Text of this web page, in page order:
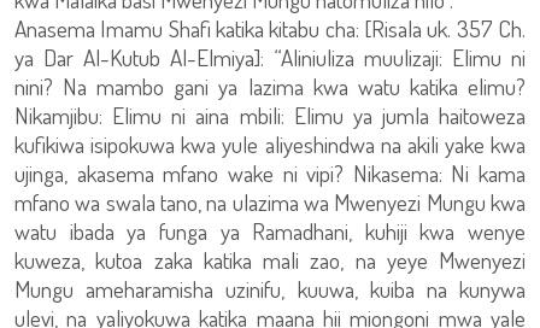
Anasema Imamu Shafi katika kitabu cha: [Risala uk. 357 Ch.
ya Dar Al-Kutub Al-Elmiya]: “Aliniuliza muulizaji: Elimu ni
nini? Na mambo gani ya lazima kwa watu katika elimu?
Nikamjibu: Elimu ni aina mbili: Elimu ya jumla haitoweza
kufikiwa isipokuwa kwa yule aliyeshindwa na akili yake kwa
ujinga, akasema mfano wake ni vipi? Nikasema: Ni kama
mfano wa swala tano, na ulazima wa Mwenyezi Mungu kwa
watu ibada ya funga ya Ramadhani, kuhiji kwa wenye
kuweza, kutoa zaka katika mali zao, na yeye Mwenyezi
Mungu ameharamisha uzinifu, kuuwa, kuiba na kunywa
ulevi, na yaliyokuwa katika maana hii miongoni mwa yale